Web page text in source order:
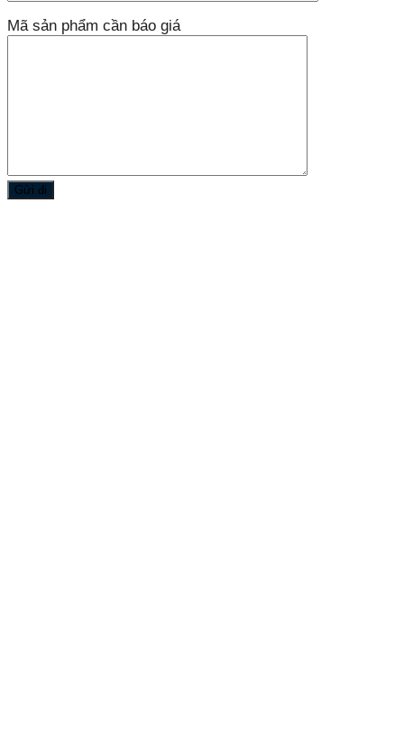
Mã sản phẩm cần báo giá